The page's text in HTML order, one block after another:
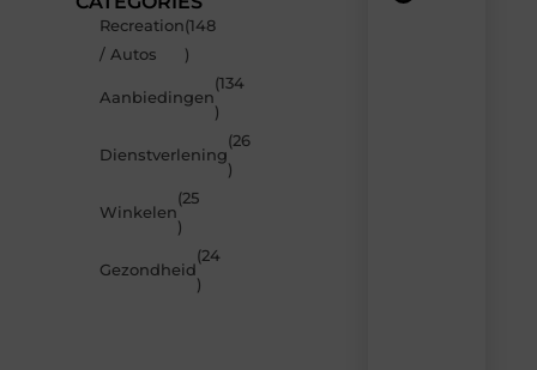
Recreation
/ Autos
(148
)
Aanbiedingen
(134
)
Dienstverlening
(26
)
Winkelen
(25
)
Gezondheid
(24
)